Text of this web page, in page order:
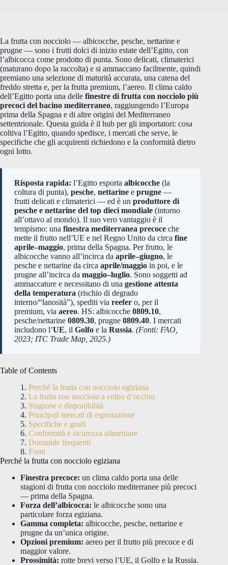
La frutta con nocciolo — albicocche, pesche, nettarine e
prugne — sono i frutti dolci di inizio estate dell’Egitto, con
l’albicocca come prodotto di punta. Sono delicati, climaterici
(maturano dopo la raccolta) e si ammaccano facilmente, quindi
premiano una selezione di maturità accurata, una catena del
freddo stretta e, per la frutta premium, l’aereo. Il clima caldo
dell’Egitto porta una delle finestre di frutta con nocciolo più
precoci del bacino mediterraneo, raggiungendo l’Europa
prima della Spagna e di altre origini del Mediterraneo
settentrionale. Questa guida è il hub per gli importatori: cosa
coltiva l’Egitto, quando spedisce, i mercati che serve, le
specifiche che gli acquirenti richiedono e la conformità dietro
ogni lotto.
Risposta rapida: l’Egitto esporta albicocche (la
coltura di punta), pesche, nettarine e prugne —
frutti delicati e climaterici — ed è un produttore di
pesche e nettarine del top dieci mondiale (intorno
all’ottavo al mondo). Il suo vero vantaggio è il
tempismo: una finestra mediterranea precoce che
mette il frutto nell’UE e nel Regno Unito da circa fine
aprile–maggio, prima della Spagna. Per frutto, le
albicocche vanno all’incirca da aprile–giugno, le
pesche e nettarine da circa aprile/maggio in poi, e le
prugne all’incirca da maggio–luglio. Sono soggetti ad
ammaccature e necessitano di una gestione attenta
della temperatura (rischio di degrado
interno/“lanosità”), spediti via reefer o, per il
premium, via aereo. HS: albicocche 0809.10,
pesche/nettarine 0809.30, prugne 0809.40. I mercati
includono l’UE, il Golfo e la Russia. (Fonti: FAO,
2023; ITC Trade Map, 2025.)
Table of Contents
Perché la frutta con nocciolo egiziana
La frutta con nocciolo a colpo d’occhio
Stagione e disponibilità
Principali mercati di esportazione
Specifiche e gradi
Conformità e sicurezza alimentare
Domande frequenti
Fonti
Perché la frutta con nocciolo egiziana
Finestra precoce: un clima caldo porta una delle
stagioni di frutta con nocciolo mediterranee più precoci
— prima della Spagna.
Forza dell’albicocca: le albicocche sono una
particolare forza egiziana.
Gamma completa: albicocche, pesche, nettarine e
prugne da un’unica origine.
Opzioni premium: aereo per il frutto più precoce e di
maggior valore.
Prossimità: rotte brevi verso l’UE, il Golfo e la Russia.